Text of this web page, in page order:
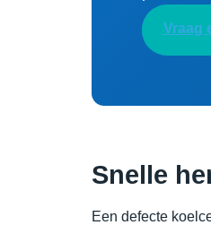
Vraag
Snelle
Een defecte